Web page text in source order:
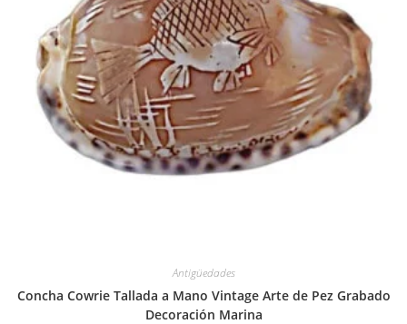
Antigüedades
Concha Cowrie Tallada a Mano Vintage Arte de Pez Grabado
Decoración Marina